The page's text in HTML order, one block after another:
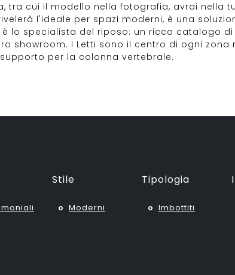
tra cui il modello nella fotografia, avrai nella
l'ideale per spazi moderni, è una
lo specialista del riposo: un ricco catalogo
showroom. I Letti sono il centro di ogni zona
per la colonna vertebrale.
Stile
Moderni
Tipologia
Imbottiti